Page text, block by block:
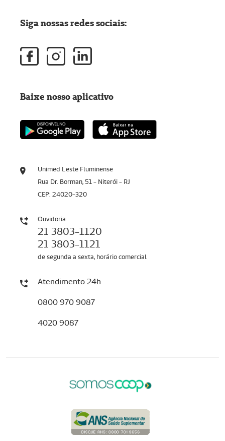
Unimed Leste Fluminense
Rua Dr. Borman, 51 - Niterói - RJ
CEP: 24020-320
Ouvidoria
21 3803-1120
21 3803-1121
de segunda a sexta, horário comercial
Atendimento 24h
0800 970 9087
4020 9087
Siga nossas redes sociais:
Baixe nosso aplicativo